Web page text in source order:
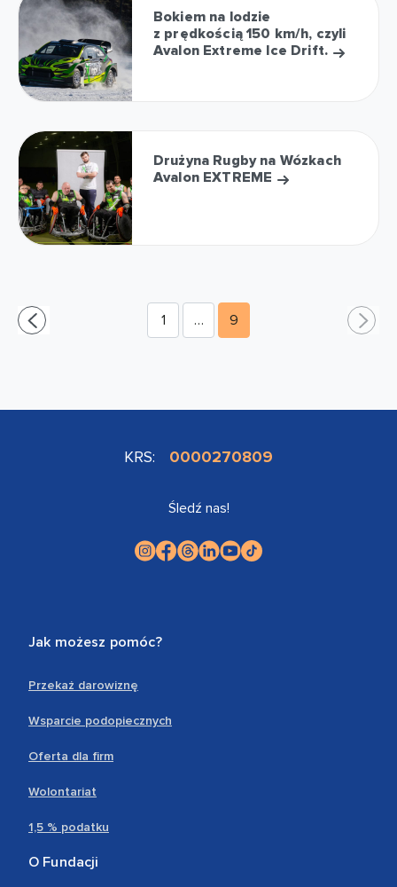
Bokiem na lodzie
z prędkością 150 km/h, czyli
Avalon Extreme Ice Drift.
Drużyna Rugby na Wózkach
Avalon EXTREME
1 … 9
KRS: 0000270809
Śledź nas!
Jak możesz pomóc?
Przekaż darowiznę
Wsparcie podopiecznych
Oferta dla firm
Wolontariat
1,5 % podatku
O Fundacji